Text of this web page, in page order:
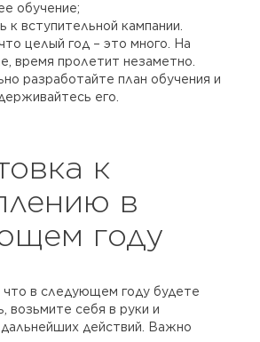
обучение;
к вступительной кампании.
целый год – это много. На
время пролетит незаметно.
разработайте план обучения и
его.
к
в
году
что в следующем году будете
возьмите себя в руки и
дальнейших действий. Важно